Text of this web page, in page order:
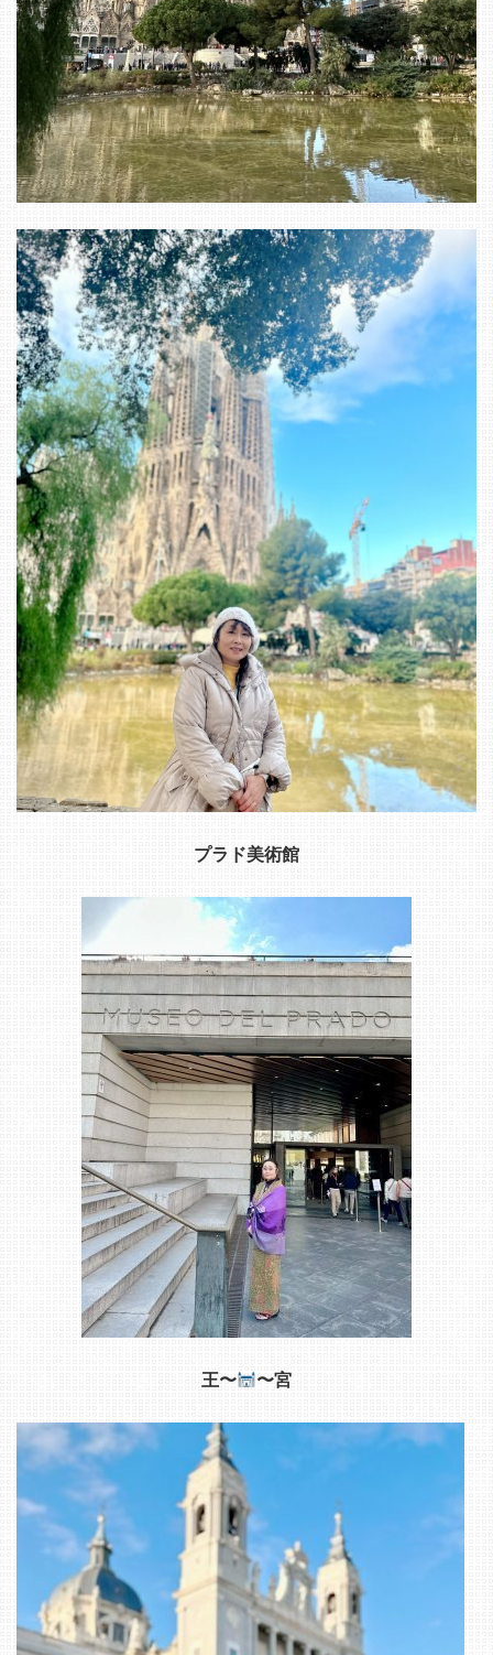
プラド美術館
王〜 〜宮